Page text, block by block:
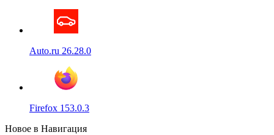
Auto.ru 26.28.0
Firefox 153.0.3
Новое в Навигация